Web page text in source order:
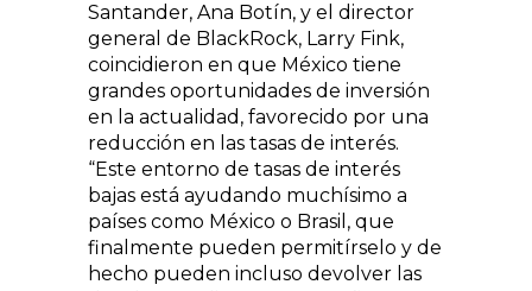
Santander, Ana Botín, y el director
general de BlackRock, Larry Fink,
coincidieron en que México tiene
grandes oportunidades de inversión
en la actualidad, favorecido por una
reducción en las tasas de interés.
“Este entorno de tasas de interés
bajas está ayudando muchísimo a
países como México o Brasil, que
finalmente pueden permitírselo y de
hecho pueden incluso devolver las